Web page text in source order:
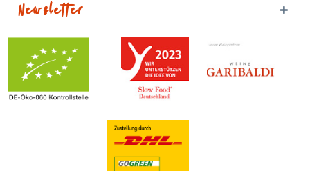
Newsletter